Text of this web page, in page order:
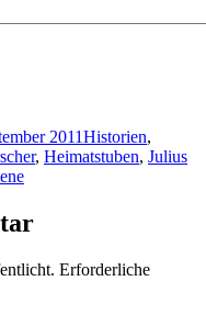
2011Kategorien
Historien,
, Heimatstuben, Julius
Erforderliche